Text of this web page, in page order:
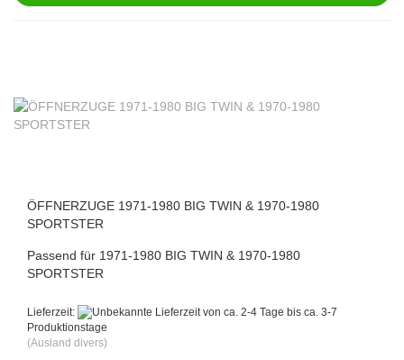
ÖFFNERZUGE 1971-1980 BIG TWIN & 1970-1980
SPORTSTER
Passend für 1971-1980 BIG TWIN & 1970-1980
SPORTSTER
Lieferzeit:
von ca. 2-4 Tage bis ca. 3-7
Produktionstage
(Ausland divers)